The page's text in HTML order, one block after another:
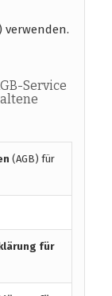
Service
(AGB) für
für